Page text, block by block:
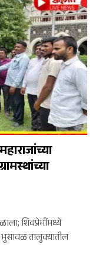
शिवप्रेमींमध्ये
भुसावळ तालुक्यातील